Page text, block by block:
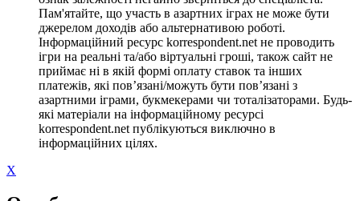
Пам'ятайте, що участь в азартних іграх не може бути
джерелом доходів або альтернативою роботі.
Інформаційний ресурс korrespondent.net не проводить
ігри на реальні та/або віртуальні гроші, також сайт не
приймає ні в якій формі оплату ставок та інших
платежів, які пов’язані/можуть бути пов’язані з
азартними іграми, букмекерами чи тоталізаторами. Будь-
які матеріали на інформаційному ресурсі
korrespondent.net публікуються виключно в
інформаційних цілях.
X